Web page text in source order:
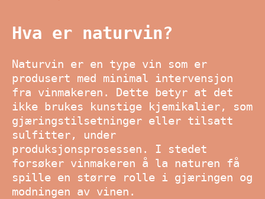
Hva er naturvin?
Naturvin er en type vin som er
produsert med minimal intervensjon
fra vinmakeren. Dette betyr at det
ikke brukes kunstige kjemikalier, som
gjæringstilsetninger eller tilsatt
sulfitter, under
produksjonsprosessen. I stedet
forsøker vinmakeren å la naturen få
spille en større rolle i gjæringen og
modningen av vinen.